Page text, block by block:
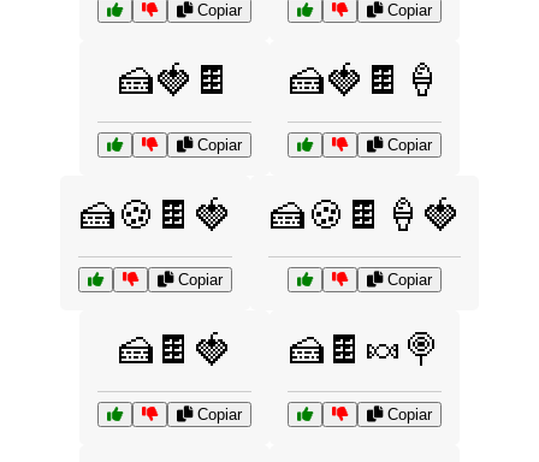
Copiar Copiar
🍰🍓🍫
Copiar
🍰🍓🍫🍦
Copiar
🍰🍪🍫🍓
Copiar
🍰🍪🍫🍦🍓
Copiar
🍰🍫🍓
Copiar
🍰🍫🍬🍭
Copiar